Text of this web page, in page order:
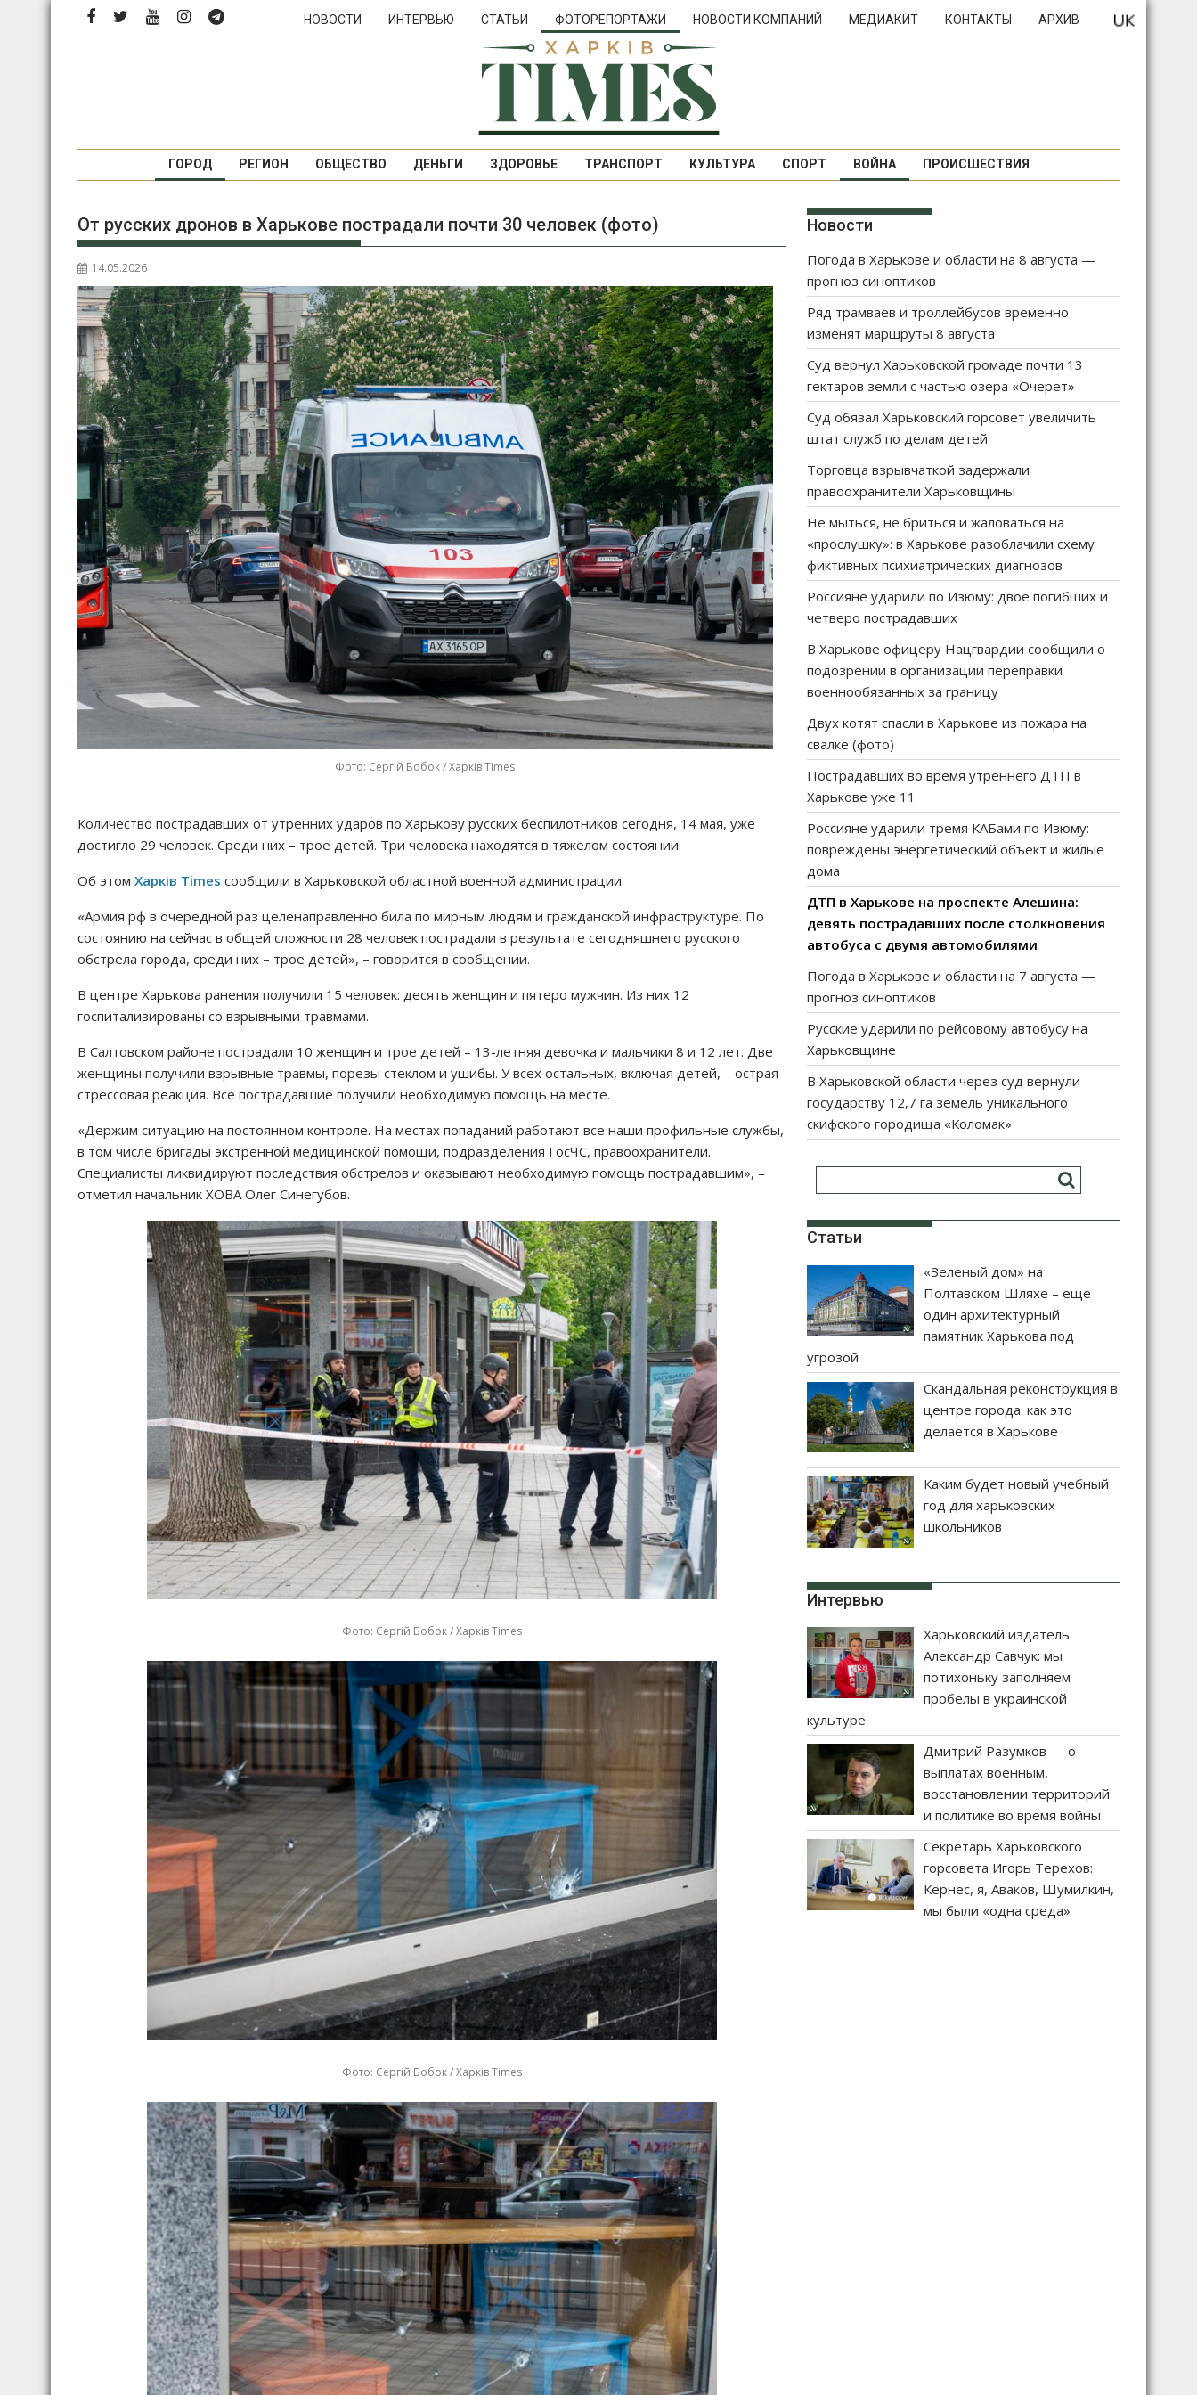
Перейти
НОВОСТИ ИНТЕРВЬЮ СТАТЬИ ФОТОРЕПОРТАЖИ НОВОСТИ КОМПАНИЙ МЕДИАКИТ КОНТАКТЫ АРХИВ
ГОРОД РЕГИОН ОБЩЕСТВО ДЕНЬГИ ЗДОРОВЬЕ ТРАНСПОРТ КУЛЬТУРА СПОРТ ВОЙНА ПРОИСШЕСТВИЯ
От русских дронов в Харькове пострадали почти 30 человек (фото)
14.05.2026
Фото: Сергій Бобок / Харків Times
Количество пострадавших от утренних ударов по Харькову русских беспилотников сегодня, 14 мая, уже
достигло 29 человек. Среди них – трое детей. Три человека находятся в тяжелом состоянии.
Об этом Харків Times сообщили в Харьковской областной военной администрации.
«Армия рф в очередной раз целенаправленно била по мирным людям и гражданской инфраструктуре. По
состоянию на сейчас в общей сложности 28 человек пострадали в результате сегодняшнего русского
обстрела города, среди них – трое детей», – говорится в сообщении.
В центре Харькова ранения получили 15 человек: десять женщин и пятеро мужчин. Из них 12
госпитализированы со взрывными травмами.
В Салтовском районе пострадали 10 женщин и трое детей – 13-летняя девочка и мальчики 8 и 12 лет. Две
женщины получили взрывные травмы, порезы стеклом и ушибы. У всех остальных, включая детей, – острая
стрессовая реакция. Все пострадавшие получили необходимую помощь на месте.
«Держим ситуацию на постоянном контроле. На местах попаданий работают все наши профильные службы,
в том числе бригады экстренной медицинской помощи, подразделения ГосЧС, правоохранители.
Специалисты ликвидируют последствия обстрелов и оказывают необходимую помощь пострадавшим», –
отметил начальник ХОВА Олег Синегубов.
Фото: Сергій Бобок / Харків Times
Фото: Сергій Бобок / Харків Times
Новости
Погода в Харькове и области на 8 августа —
прогноз синоптиков
Ряд трамваев и троллейбусов временно
изменят маршруты 8 августа
Суд вернул Харьковской громаде почти 13
гектаров земли с частью озера «Очерет»
Суд обязал Харьковский горсовет увеличить
штат служб по делам детей
Торговца взрывчаткой задержали
правоохранители Харьковщины
Не мыться, не бриться и жаловаться на
«прослушку»: в Харькове разоблачили схему
фиктивных психиатрических диагнозов
Россияне ударили по Изюму: двое погибших и
четверо пострадавших
В Харькове офицеру Нацгвардии сообщили о
подозрении в организации переправки
военнообязанных за границу
Двух котят спасли в Харькове из пожара на
свалке (фото)
Пострадавших во время утреннего ДТП в
Харькове уже 11
Россияне ударили тремя КАБами по Изюму:
повреждены энергетический объект и жилые
дома
ДТП в Харькове на проспекте Алешина:
девять пострадавших после столкновения
автобуса с двумя автомобилями
Погода в Харькове и области на 7 августа —
прогноз синоптиков
Русские ударили по рейсовому автобусу на
Харьковщине
В Харьковской области через суд вернули
государству 12,7 га земель уникального
скифского городища «Коломак»
Статьи
«Зеленый дом» на
Полтавском Шляхе – еще
один архитектурный
памятник Харькова под
угрозой
Скандальная реконструкция в
центре города: как это
делается в Харькове
Каким будет новый учебный
год для харьковских
школьников
Интервью
Харьковский издатель
Александр Савчук: мы
потихоньку заполняем
пробелы в украинской
культуре
Дмитрий Разумков — о
выплатах военным,
восстановлении территорий
и политике во время войны
Секретарь Харьковского
горсовета Игорь Терехов:
Кернес, я, Аваков, Шумилкин,
мы были «одна среда»